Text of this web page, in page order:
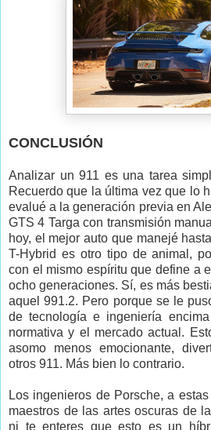
CONCLUSIÓN
Analizar un 911 es una tarea
Recuerdo que la última vez que lo
evalué a la generación previa en
GTS 4 Targa con transmisión
hoy, el mejor auto que manejé
T-Hybrid es otro tipo de animal,
con el mismo espíritu que define a
ocho generaciones. Sí, es más
aquel 991.2. Pero porque se le
de tecnología e ingeniería
normativa y el mercado actual.
asomo menos emocionante,
otros 911. Más bien lo contrario.
Los ingenieros de Porsche, a
maestros de las artes oscuras de
ni te enteres que esto es un